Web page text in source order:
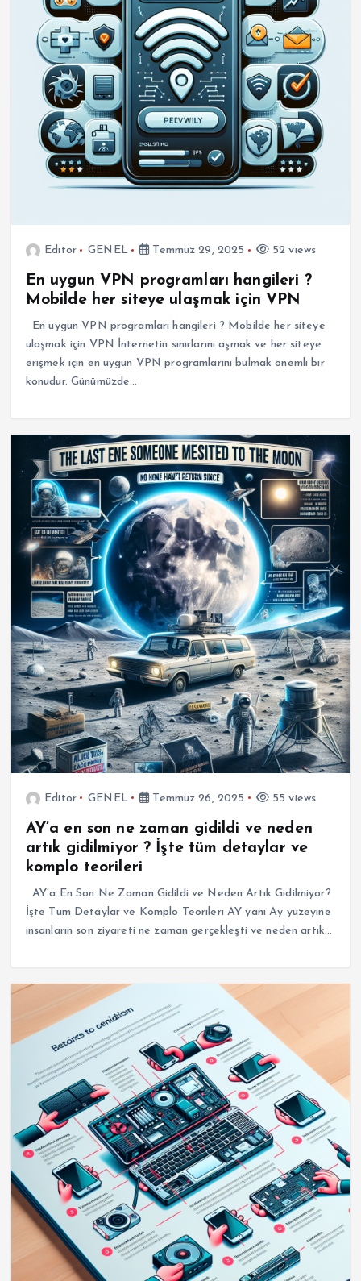
Editor GENEL Temmuz 29, 2025 52 views
En uygun VPN programları hangileri ?
Mobilde her siteye ulaşmak için VPN
En uygun VPN programları hangileri ? Mobilde her siteye
ulaşmak için VPN İnternetin sınırlarını aşmak ve her siteye
erişmek için en uygun VPN programlarını bulmak önemli bir
konudur. Günümüzde…
Editor GENEL Temmuz 26, 2025 55 views
AY’a en son ne zaman gidildi ve neden
artık gidilmiyor ? İşte tüm detaylar ve
komplo teorileri
AY’a En Son Ne Zaman Gidildi ve Neden Artık Gidilmiyor?
İşte Tüm Detaylar ve Komplo Teorileri AY yani Ay yüzeyine
insanların son ziyareti ne zaman gerçekleşti ve neden artık…